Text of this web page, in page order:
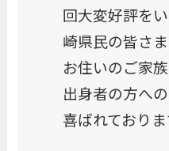
回大変好評を
崎県民の皆さ
お住いのご家
出身者の方へ
喜ばれておりま